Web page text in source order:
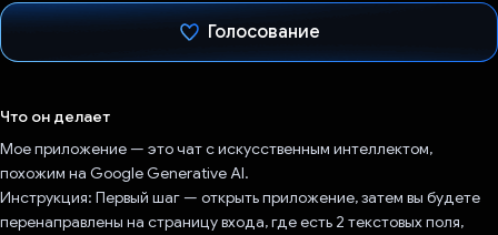
Голосование
Что он делает
Мое приложение — это чат с искусственным интеллектом,
похожим на Google Generative AI.
Инструкция: Первый шаг — открыть приложение, затем вы будете
перенаправлены на страницу входа, где есть 2 текстовых поля,